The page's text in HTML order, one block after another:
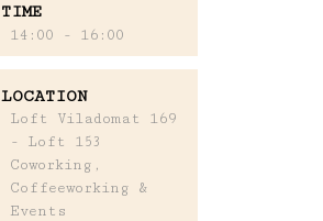
TIME
14:00 - 16:00
LOCATION
Loft Viladomat 169
- Loft 153
Coworking,
Coffeeworking &
Events